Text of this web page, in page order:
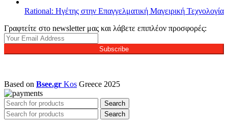
Rational: Ηγέτης στην Επαγγελματική Μαγειρική Τεχνολογία
Γραφτείτε στο newsletter μας και λάβετε επιπλέον προσφορές:
Subscribe
Based on Bsee.gr Kos Greece 2025
Search
Search